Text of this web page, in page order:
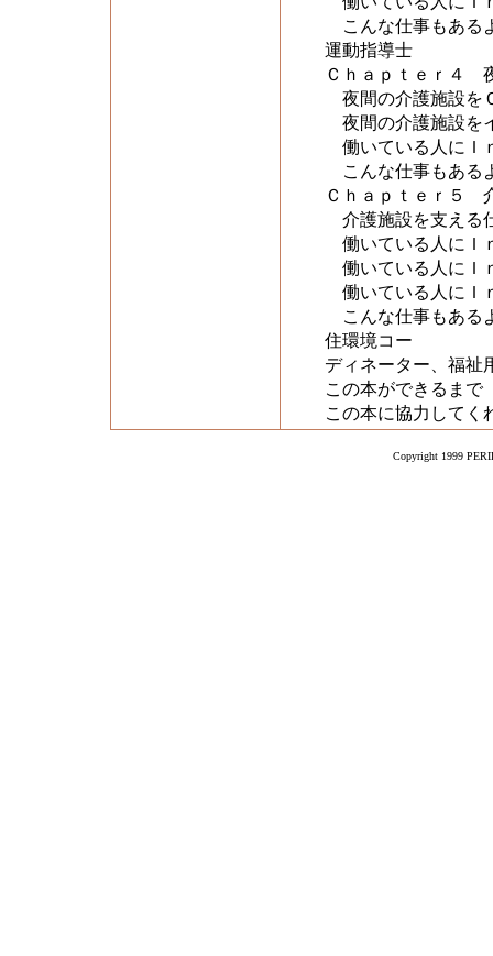
こんな仕事もある
運動指導士
Ｃｈａｐｔｅｒ４
夜間の介護施設を
夜間の介護施設を
働いている人にＩ
こんな仕事もある
Ｃｈａｐｔｅｒ５
介護施設を支える
働いている人にＩ
働いている人にＩ
働いている人にＩ
こんな仕事もある
住環境コー
ディネーター、福祉
この本ができるまで
この本に協力してく
Copyright 1999